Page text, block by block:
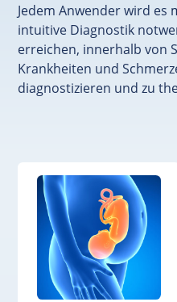
Jedem Anwender wird es
intuitive Diagnostik
erreichen, innerhalb von
Krankheiten und
diagnostizieren und zu